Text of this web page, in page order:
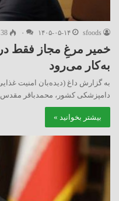
sfoods ۱۴۰۵-۰۵-۱۴ ۰ 38
خمیر مرغِ مجاز فقط
به‌کار می‌رود
به گزارش داغ (دیده‌بان امنیت
دامپزشکی کشور، محمدباقر
بیشتر بخوانید »